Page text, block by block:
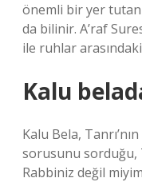
önemli bir yer
da bilinir. A’raf
ile ruhlar
Kalu
Kalu Bela,
sorusunu sorduğu,
Rabbiniz değil